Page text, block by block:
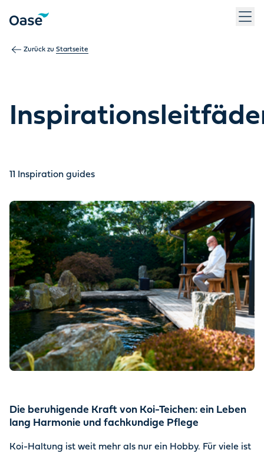
Zurück zu Startseite
Inspiration guides
Die beruhigende Kraft von Koi-Teichen: ein Leben
lang Harmonie und fachkundige Pflege
Koi-Haltung ist weit mehr als nur ein Hobby. Für viele ist